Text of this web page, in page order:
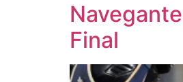
Final